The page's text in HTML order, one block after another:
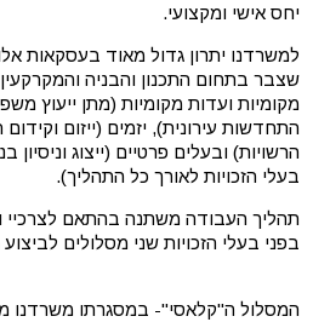
יחס אישי ומקצועי.
למשרדנו יתרון גדול מאוד בעסקאות אלו
שצבר בתחום התכנון והבניה והמקרקעין
מקומיות ועדות מקומיות (מתן ייעוץ
התחדשות עירונית), יזמים (ייזום וקידום
הרשויות) ובעלים פרטיים (ייצוג וניסיון
בעלי הזכויות לאורך כל התהליך).
תהליך העבודה משתנה בהתאם לצרכיי
בפני בעלי הזכויות שני מסלולים לביצוע
המסלול ה"קלאסי"- במסגרתו משרדנו